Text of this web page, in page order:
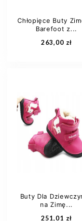
Dodaj do koszyka
Chłopięce Buty
Barefoot z...
263,00 zł
21 22
25
Dodaj do koszyka
Buty Dla
na Zimę...
251,01 zł